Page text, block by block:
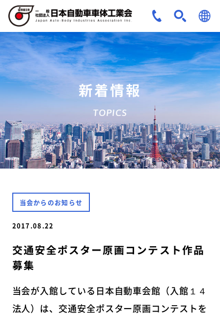
JPN
ENG
新着情報
TOPICS
当会からのお知らせ
2017.08.22
交通安全ポスター原画コンテスト作品
募集
当会が入館している日本自動車会館（入館１４
法人）は、交通安全ポスター原画コンテストを